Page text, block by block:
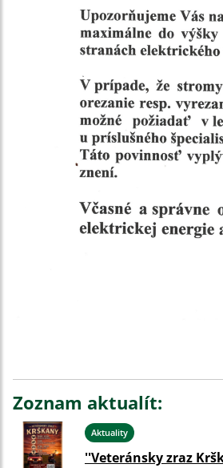
Zoznam aktualít:
Aktuality
''Veteránsky zraz